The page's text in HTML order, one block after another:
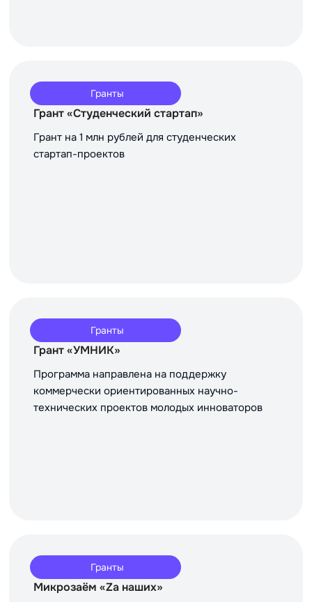
Гранты
Грант «Студенческий стартап»
Грант на 1 млн рублей для студенческих
стартап-проектов
Гранты
Грант «УМНИК»
Программа направлена на поддержку
коммерчески ориентированных научно-
технических проектов молодых инноваторов
Гранты
Микрозаём «Za наших»